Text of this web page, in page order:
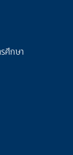
ศึกษา